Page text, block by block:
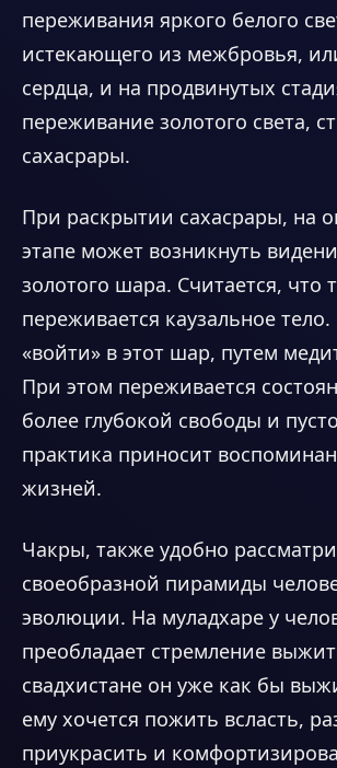
переживания яркого белого
истекающего из межбровья,
сердца, и на продвинутых
переживание золотого света,
сахасрары.
При раскрытии сахасрары, на
этапе может возникнуть
золотого шара. Считается, что
переживается каузальное
«войти» в этот шар, путем
При этом переживается
более глубокой свободы и
практика приносит
жизней.
Чакры, также удобно
своеобразной пирамиды
эволюции. На муладхаре у
преобладает стремление
свадхистане он уже как бы
ему хочется пожить всласть,
приукрасить и